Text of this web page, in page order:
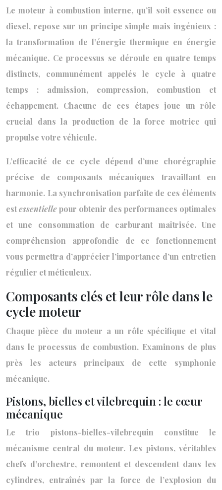
Le moteur à combustion interne, qu’il soit essence ou
diesel, repose sur un principe simple mais ingénieux :
la transformation de l’énergie thermique en énergie
mécanique. Ce processus se déroule en quatre temps
distincts, communément appelés le cycle à quatre
temps : admission, compression, combustion et
échappement. Chacune de ces étapes joue un rôle
crucial dans la production de la force motrice qui
propulse votre véhicule.
L’efficacité de ce cycle dépend d’une chorégraphie
précise de composants mécaniques travaillant en
harmonie. La synchronisation parfaite de ces éléments
estessentiellepour obtenir des performances optimales
et une consommation de carburant maîtrisée. Une
compréhension approfondie de ce fonctionnement
vous permettra d’apprécier l’importance d’un entretien
régulier et méticuleux.
Composants clés et leur rôle dans le
cycle moteur
Chaque pièce du moteur a un rôle spécifique et vital
dans le processus de combustion. Examinons de plus
près les acteurs principaux de cette symphonie
mécanique.
Pistons, bielles et vilebrequin : le cœur
mécanique
Le trio pistons-bielles-vilebrequin constitue le
mécanisme central du moteur. Les pistons, véritables
chefs d’orchestre, remontent et descendent dans les
cylindres, entraînés par la force de l’explosion du